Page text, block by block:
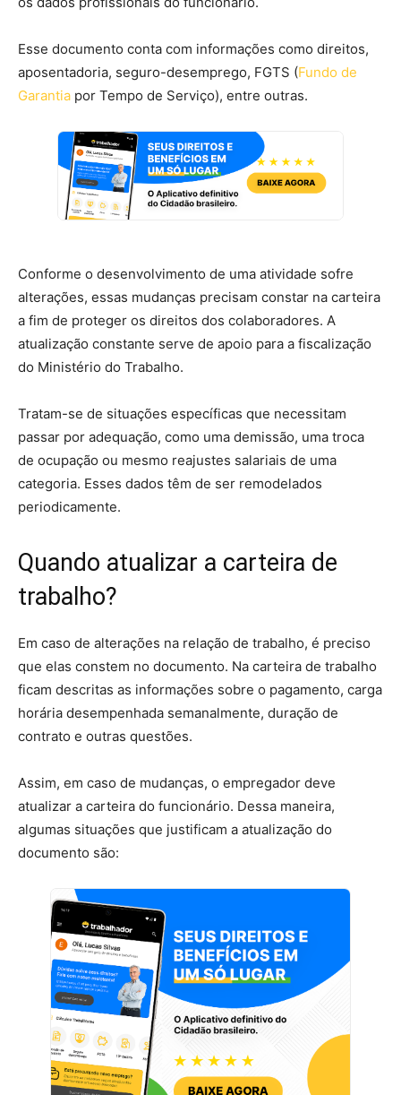
Esse documento conta com informações como direitos,
aposentadoria, seguro-desemprego, FGTS (Fundo de
Garantia por Tempo de Serviço), entre outras.
Conforme o desenvolvimento de uma atividade sofre
alterações, essas mudanças precisam constar na carteira
a fim de proteger os direitos dos colaboradores. A
atualização constante serve de apoio para a fiscalização
do Ministério do Trabalho.
Tratam-se de situações específicas que necessitam
passar por adequação, como uma demissão, uma troca
de ocupação ou mesmo reajustes salariais de uma
categoria. Esses dados têm de ser remodelados
periodicamente.
Quando atualizar a carteira de
trabalho?
Em caso de alterações na relação de trabalho, é preciso
que elas constem no documento. Na carteira de trabalho
ficam descritas as informações sobre o pagamento, carga
horária desempenhada semanalmente, duração de
contrato e outras questões.
Assim, em caso de mudanças, o empregador deve
atualizar a carteira do funcionário. Dessa maneira,
algumas situações que justificam a atualização do
documento são: